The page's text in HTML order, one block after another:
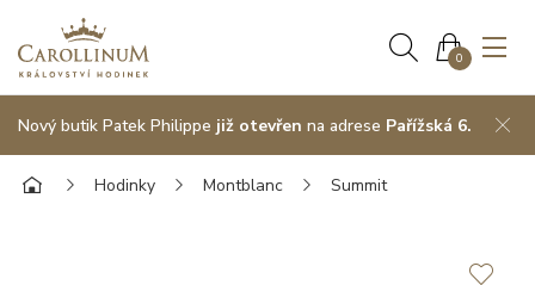
0
Nový butik Patek Philippe již otevřen na adrese Pařížská 6.
Hodinky Montblanc Summit